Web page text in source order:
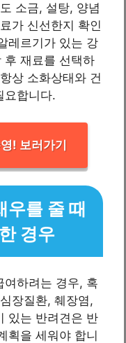
소금, 설탕, 양념
가 신선한지 확인
레르기가 있는 강
후 재료를 선택하
상 소화상태와 건
요합니다.
! 보러가기
우를 줄 때
경우
여하려는 경우, 혹
장질환, 췌장염,
있는 반려견은 반
획을 세워야 합니